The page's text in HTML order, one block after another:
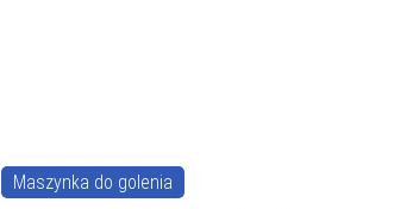
Maszynka do golenia